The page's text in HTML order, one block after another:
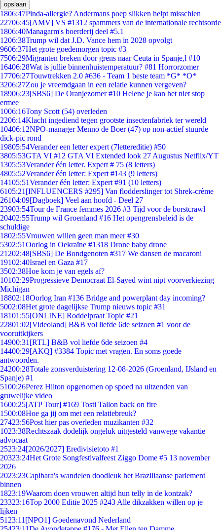
opslaan
1806:47Pinda-allergie? Andermans poep slikken helpt misschien
22706:45[AMV] VS #1312 spammers van de internationale rechtsorde
1806:40Managarm's boerderij deel #5.1
1206:38Trump wil dat J.D. Vance hem in 2028 opvolgt
9606:37Het grote goedemorgen topic #3
7506:29Migranten breken door grens naar Ceuta in Spanje,l #10
16406:28Wat is jullie binnenhuistemperatuur? #81 Horrorzomer
17706:27Touwtrekken 2.0 #636 - Team 1 beste team *G* *O*
3206:27Zou je vreemdgaan in een relatie kunnen vergeven?
18906:23[SBS6] De Oranjezomer #10 Helene je kan het niet stop
ermee
1006:16Tony Scott (54) overleden
2206:14Klacht ingediend tegen grootste insectenfabriek ter wereld
10406:12NPO-manager Menno de Boer (47) op non-actief stuurde
dick-pic rond
19805:54Verander een letter expert (7lettereditie) #50
3805:53GTA VI #12 GTA VI Extended look 27 Augustus Netflix/YT
1305:53Verander één letter. Expert # 75 (8 letters)
4805:52Verander één letter: Expert #143 (9 letters)
14105:51Verander één letter: Expert #91 (10 letters)
6105:21 [INFLUENCERS #295] Van flodderslinger tot Shrek-crème
26104:09[Dagboek] Veel aan hoofd - Deel 27
23903:54Tour de France femmes 2026 #3 Tijd voor de borstcrawl
20402:55Trump wil Groenland #16 Het opengrensbeleid is de
schuldige
1802:55Vrouwen willen geen man meer #30
5302:51Oorlog in Oekraïne #1318 Drone baby drone
21202:48[SBS6] De Bondgenoten #317 We dansen de macaroni
19102:40Israel en Gaza #17
3502:38Hoe kom je van egels af?
10102:29Progressieve Democraat El-Sayed wint nipt voorverkiezing
Michigan
18802:18Oorlog Iran #136 Bridge and powerplant day incoming?
5002:08Het grote dagelijkse Trump nieuws topic #31
18101:55[ONLINE] Roddelpraat Topic #21
22801:02[Videoland] B&B vol liefde 6de seizoen #1 voor de
vooruitkijkers
14900:31 [RTL] B&B vol liefde 6de seizoen #4
14400:29[AKQ] #3384 Topic met vragen. En soms goede
antwoorden.
24200:28Totale zonsverduistering 12-08-2026 (Groenland, IJsland en
Spanje) #1
5100:26Perez Hilton opgenomen op spoed na uitzenden van
gruwelijke video
1600:25[ATP Tour] #169 Tosti Tallon back on fire
1500:08Hoe ga jij om met een relatiebreuk?
27423:56Post hier pas overleden muzikanten #32
1023:38Rechtszaak dodelijk ongeluk uitgesteld vanwege vakantie
advocaat
2523:24[2026/2027] Eredivisietoto #1
20323:24Het Grote Songfestivalfeest Ziggo Dome #5 13 november
2026
2023:23Capibara's wandelen doodleuk het Braziliaanse parlement
binnen
1823:19Waarom doen vrouwen altijd hun telly in de kontzak?
23323:16Top 2000 Editie 2025 #243 Alle dikzakken willen op je
lijken
51 23:11 [NPO1] Goedenavond Nederland